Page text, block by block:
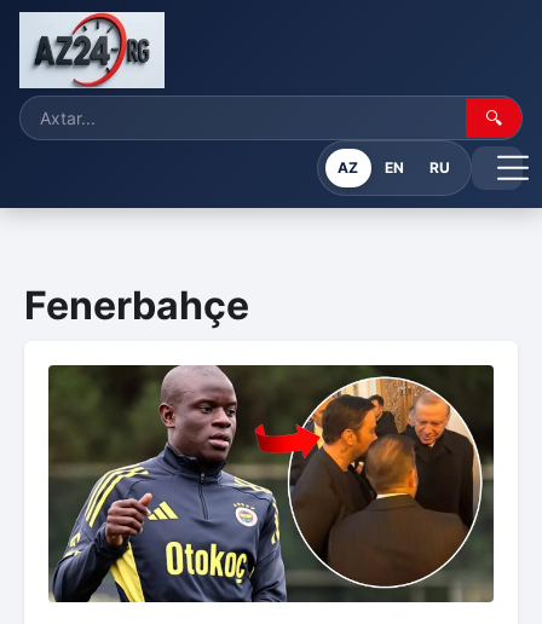
🔍
AZ EN RU
Fenerbahçe